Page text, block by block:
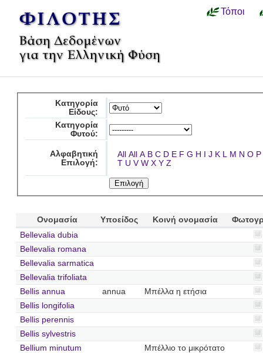
Τόποι
Κατηγορία
Είδους:
Κατηγορία
Φυτού:
Αλφαβητική
Επιλογή:
All All A B C D E F G H I J K L M N O P
T U V W X Y Z
Ονομασία Υποείδος Κοινή ονομασία
Bellevalia dubia
Bellevalia romana
Bellevalia sarmatica
Bellevalia trifoliata
Bellis annua
annua
Μπέλλα η ετήσια
Bellis longifolia
Bellis perennis
Bellis sylvestris
Bellium minutum
Μπέλλιο το μικρότατο